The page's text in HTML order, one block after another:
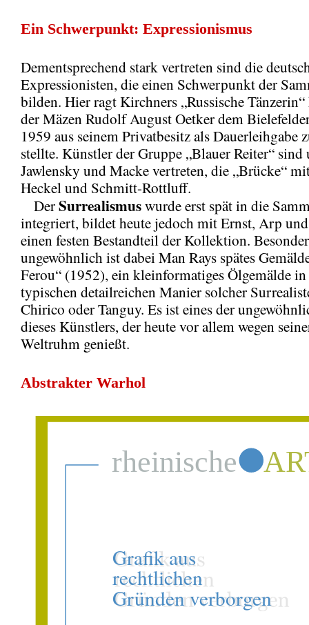
Ein Schwerpunkt: Expressionismus
Dementsprechend stark vertreten sind die
Expressionisten, die einen Schwerpunkt der
bilden. Hier ragt Kirchners „Russische Tänzerin“
der Mäzen Rudolf August Oetker dem
1959 aus seinem Privatbesitz als Dauerleihgabe
stellte. Künstler der Gruppe „Blauer Reiter“ sind
Jawlensky und Macke vertreten, die „Brücke“
Heckel und Schmitt-Rottluff.
DerSurrealismuswurde erst spät in die
integriert, bildet heute jedoch mit Ernst, Arp
einen festen Bestandteil der Kollektion.
ungewöhnlich ist dabei Man Rays spätes
Ferou“ (1952), ein kleinformatiges Ölgemälde
typischen detailreichen Manier solcher
Chirico oder Tanguy. Es ist eines der
dieses Künstlers, der heute vor allem wegen
Weltruhm genießt.
Abstrakter Warhol